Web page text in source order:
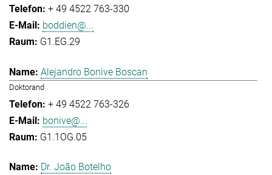
+ 49 4522 763-330
boddien@...
G1.EG.29
Alejandro Bonive Boscan
Doktorand
+ 49 4522 763-326
bonive@...
G1.1OG.05
Dr. João Botelho